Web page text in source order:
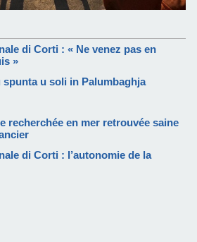
di Corti : « Ne venez pas en
»
spunta u soli in Palumbaghja
recherchée en mer retrouvée saine
di Corti : l’autonomie de la